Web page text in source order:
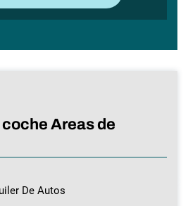
Areas de
De Autos